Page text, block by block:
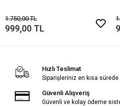
1.750,00 TL
999,00 TL
Hızlı Teslimat
Siparişleriniz en kısa sürede
Güvenli Alışveriş
Güvenli ve kolay ödeme